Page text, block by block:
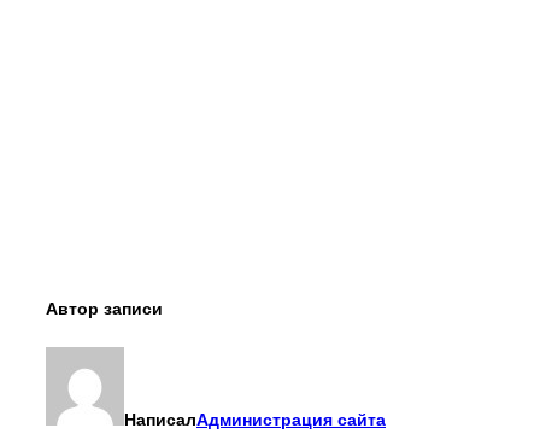
Автор записи
НаписалАдминистрация сайта